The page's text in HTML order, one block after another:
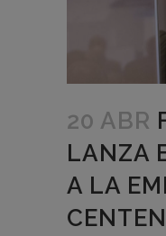
20 ABR
LANZA
A LA